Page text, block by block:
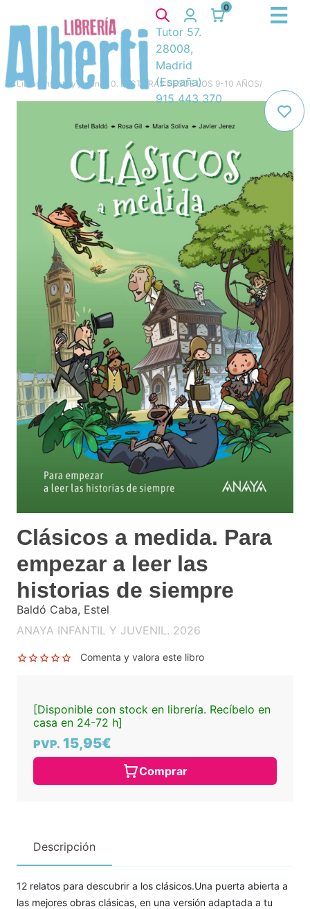
0
Tutor 57.
28008,
Madrid
(España)
915 443 370
Libros Infantil y juvenil 10. LECTURAS DESDE LOS 9-10 AÑOS/
Clásicos a medida. Para
empezar a leer las
historias de siempre
Baldó Caba, Estel
ANAYA INFANTIL Y JUVENIL. 2026
Comenta y valora este libro
[Disponible con stock en librería. Recíbelo en
casa en 24-72 h]
PVP. 15,95€
Comprar
Descripción
12 relatos para descubrir a los clásicos.Una puerta abierta a
las mejores obras clásicas, en una versión adaptada a tu